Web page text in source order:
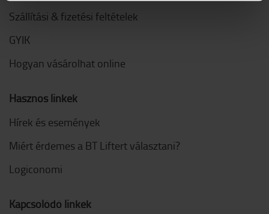
Szállítási & fizetési feltételek
GYIK
Hogyan vásárolhat online
Hasznos linkek
Hírek és események
Miért érdemes a BT Liftert választani?
Logiconomi
Kapcsolódó linkek